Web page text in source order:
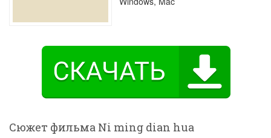
Сюжет фильма Ni ming dian hua